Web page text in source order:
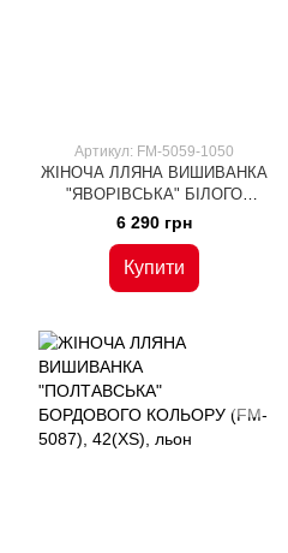
Артикул: FM-5059-1050
ЖІНОЧА ЛЛЯНА ВИШИВАНКА
"ЯВОРІВСЬКА" БІЛОГО
КОЛЬОРУ (FM-5059), 42(XS),
6 290 грн
Купити